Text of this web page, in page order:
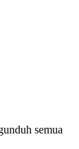
semua